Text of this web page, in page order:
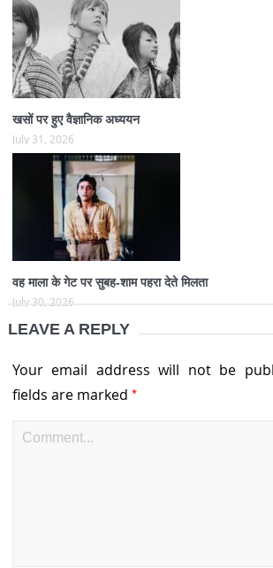
खसों पर हुए वैज्ञानिक अध्ययन
July 31, 2026
वह माला के गेट पर सुबह-शाम पहरा देते मिलता
July 30, 2026
LEAVE A REPLY
Your email address will not be
fields are marked *